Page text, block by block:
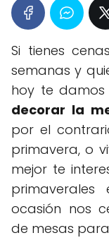
Si tienes
semanas y
hoy te
decorar la
por el
primavera, o
mejor te
primaverales
ocasión nos
de mesas